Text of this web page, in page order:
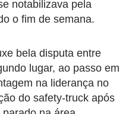
notabilizava pela
o fim de semana.
bela disputa entre
lugar, ao passo em
na liderança no
do safety-truck após